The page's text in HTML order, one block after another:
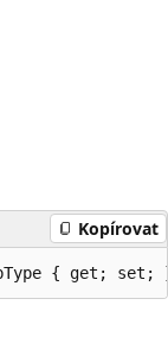
Kopírovat
{ get; set;